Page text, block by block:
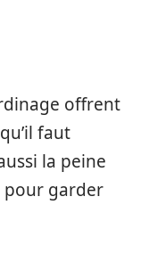
offrent
faut
la peine
pour garder